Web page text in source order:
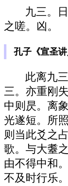
九三。
之嗟。凶。
孔子《宣圣讲
此离九
三。亦重刚
中则昃。离
光遂短。所
则当此爻之
歌。与大耋
由不得中和
不及时行乐